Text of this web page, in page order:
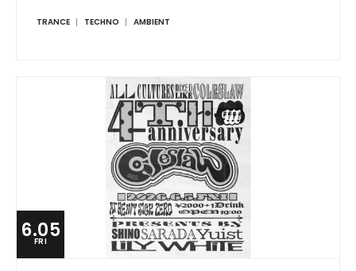
TRANCE TECHNO AMBIENT
6.05
FRI